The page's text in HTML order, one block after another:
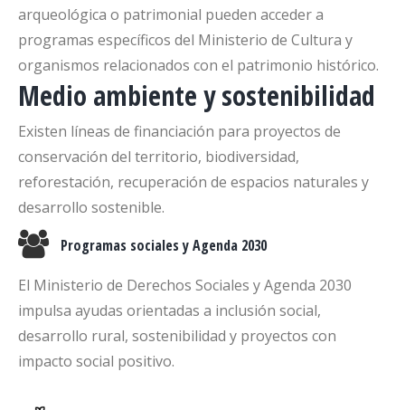
arqueológica o patrimonial pueden acceder a
programas específicos del Ministerio de Cultura y
organismos relacionados con el patrimonio histórico.
Medio ambiente y sostenibilidad
Existen líneas de financiación para proyectos de
conservación del territorio, biodiversidad,
reforestación, recuperación de espacios naturales y
desarrollo sostenible.
Programas sociales y Agenda 2030
El Ministerio de Derechos Sociales y Agenda 2030
impulsa ayudas orientadas a inclusión social,
desarrollo rural, sostenibilidad y proyectos con
impacto social positivo.